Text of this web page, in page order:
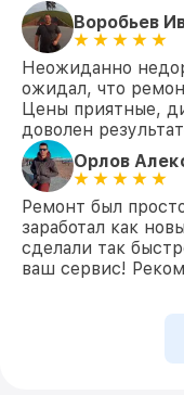
Воробьев
Неожиданно
ожидал, что
Цены приятные,
доволен
Орлов
Ремонт был
заработал как
сделали так
ваш сервис!